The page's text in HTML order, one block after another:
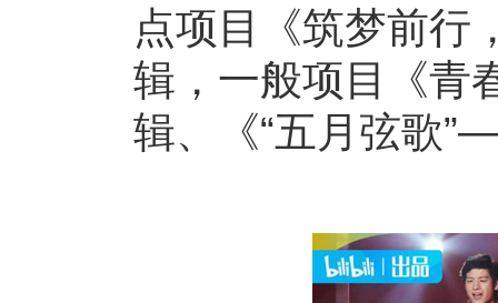
点项目《筑梦前行
辑，一般项目《青
辑、《“五月弦歌